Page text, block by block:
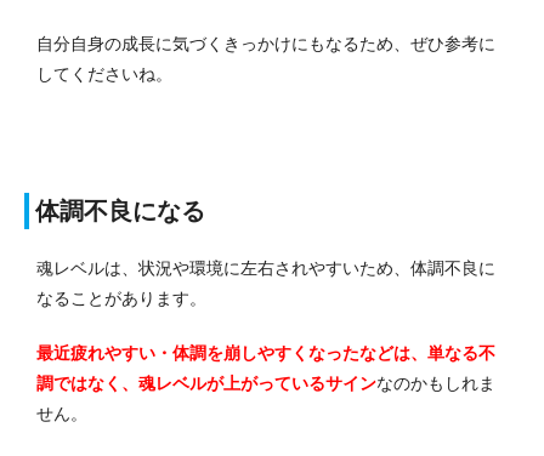
自分自身の成長に気づくきっかけにもなるため、ぜひ参考に
してくださいね。
体調不良になる
魂レベルは、状況や環境に左右されやすいため、体調不良に
なることがあります。
最近疲れやすい・体調を崩しやすくなったなどは、単なる不
調ではなく、魂レベルが上がっているサインなのかもしれま
せん。